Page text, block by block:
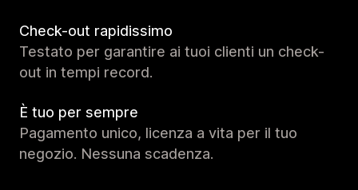
Check-out rapidissimo
Testato per garantire ai tuoi clienti un check-
out in tempi record.
È tuo per sempre
Pagamento unico, licenza a vita per il tuo
negozio. Nessuna scadenza.